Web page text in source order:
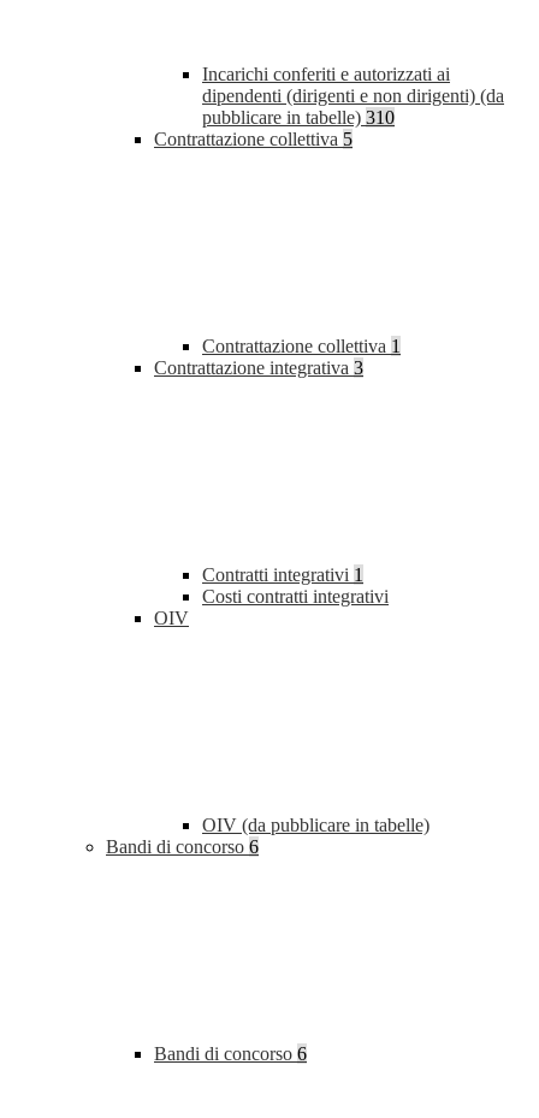
Incarichi conferiti e autorizzati ai
dipendenti (dirigenti e non dirigenti) (da
pubblicare in tabelle) 310
Contrattazione collettiva 5
Contrattazione collettiva 1
Contrattazione integrativa 3
Contratti integrativi 1
Costi contratti integrativi
OIV
OIV (da pubblicare in tabelle)
Bandi di concorso 6
Bandi di concorso 6